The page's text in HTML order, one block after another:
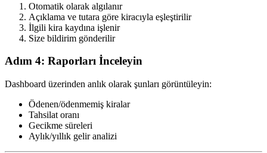
Otomatik olarak algılanır
Açıklama ve tutara göre kiracıyla eşleştirilir
İlgili kira kaydına işlenir
Size bildirim gönderilir
Adım 4: Raporları İnceleyin
Dashboard üzerinden anlık olarak şunları görüntüleyin:
Ödenen/ödenmemiş kiralar
Tahsilat oranı
Gecikme süreleri
Aylık/yıllık gelir analizi